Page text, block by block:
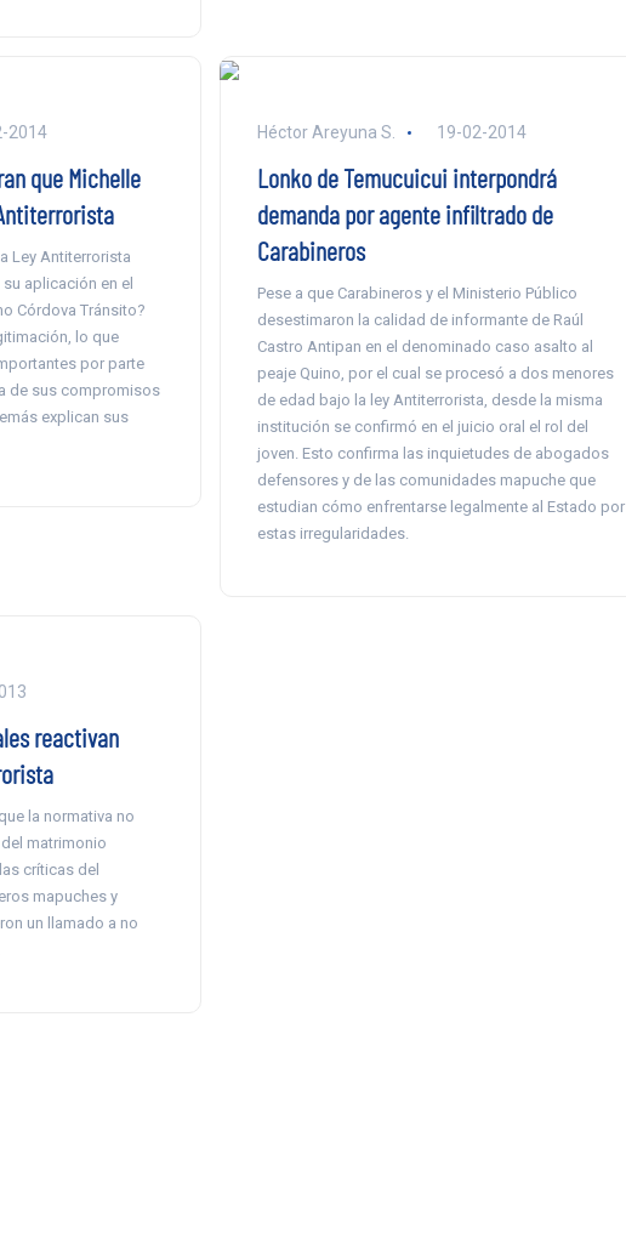
2014
que Michelle
Ley Antiterrorista
aplicación en el
Córdova Tránsito?
lo que
por parte
de sus compromisos
explican sus
Héctor Areyuna S. 19-02-2014
Lonko de Temucuicui interpondrá
demanda por agente infiltrado de
Carabineros
Pese a que Carabineros y el Ministerio Público
desestimaron la calidad de informante de Raúl
Castro Antipan en el denominado caso asalto al
peaje Quino, por el cual se procesó a dos menores
de edad bajo la ley Antiterrorista, desde la misma
institución se confirmó en el juicio oral el rol del
joven. Esto confirma las inquietudes de abogados
defensores y de las comunidades mapuche que
estudian cómo enfrentarse legalmente al Estado por
estas irregularidades.
reactivan
la normativa no
matrimonio
críticas del
mapuches y
un llamado a no